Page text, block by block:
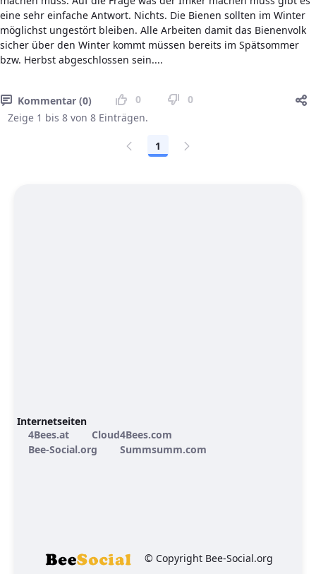
eine sehr einfache Antwort. Nichts. Die Bienen sollten im Winter
möglichst ungestört bleiben. Alle Arbeiten damit das Bienenvolk
sicher über den Winter kommt müssen bereits im Spätsommer
bzw. Herbst abgeschlossen sein....
Kommentar (0) 0
0
Zeige 1 bis 8 von 8 Einträgen.
Seite
1
Internetseiten
4Bees.at
Cloud4Bees.com
Bee-Social.org
Summsumm.com
© Copyright Bee-Social.org